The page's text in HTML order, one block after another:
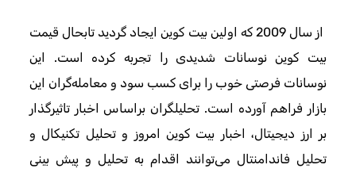
از سال 2009 که اولین بیت کوین ایجاد گردید تابحال قیمت
بیت کوین نوسانات شدیدی را تجربه کرده است. این
نوسانات فرصتی خوب را برای کسب سود و معامله‌گران این
بازار فراهم آورده است. تحلیلگران براساس اخبار تاثیر‌گذار
بر ارز دیجیتال، اخبار بیت کوین امروز و تحلیل تکنیکال و
تحلیل فاندامنتال می‌توانند اقدام به تحلیل و پیش بینی